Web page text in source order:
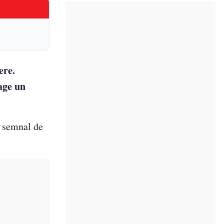
un
de